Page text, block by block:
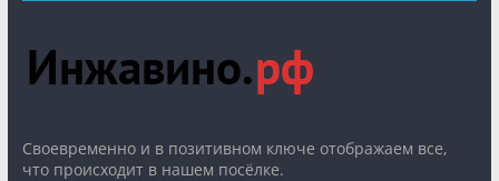
Cвоевременно и в позитивном ключе отображаем все,
что происходит в нашем посёлке.